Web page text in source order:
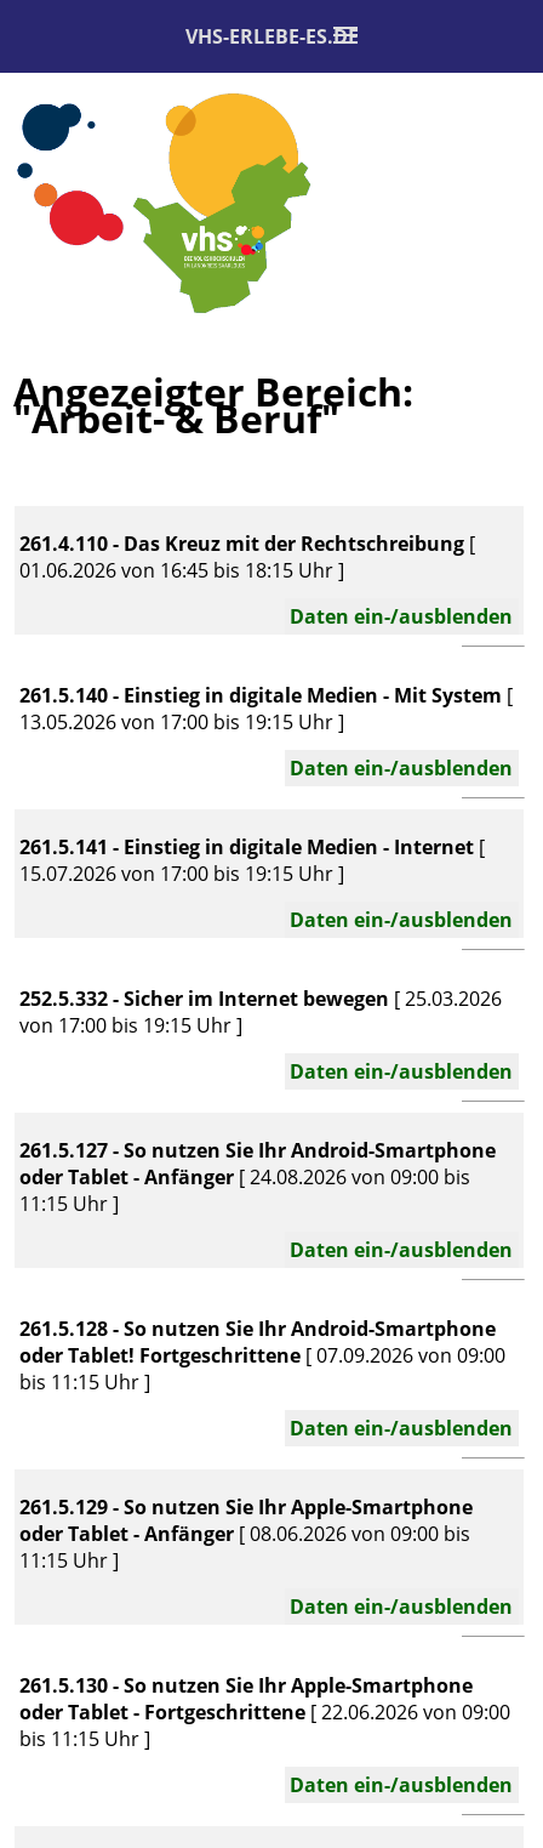
VHS-ERLEBE-ES.DE
Angezeigter Bereich:
"Arbeit- & Beruf"
261.4.110 - Das Kreuz mit der Rechtschreibung [
01.06.2026 von 16:45 bis 18:15 Uhr ]
Daten ein-/ausblenden
261.5.140 - Einstieg in digitale Medien - Mit System [
13.05.2026 von 17:00 bis 19:15 Uhr ]
Daten ein-/ausblenden
261.5.141 - Einstieg in digitale Medien - Internet [
15.07.2026 von 17:00 bis 19:15 Uhr ]
Daten ein-/ausblenden
252.5.332 - Sicher im Internet bewegen [ 25.03.2026
von 17:00 bis 19:15 Uhr ]
Daten ein-/ausblenden
261.5.127 - So nutzen Sie Ihr Android-Smartphone
oder Tablet - Anfänger [ 24.08.2026 von 09:00 bis
11:15 Uhr ]
Daten ein-/ausblenden
261.5.128 - So nutzen Sie Ihr Android-Smartphone
oder Tablet! Fortgeschrittene [ 07.09.2026 von 09:00
bis 11:15 Uhr ]
Daten ein-/ausblenden
261.5.129 - So nutzen Sie Ihr Apple-Smartphone
oder Tablet - Anfänger [ 08.06.2026 von 09:00 bis
11:15 Uhr ]
Daten ein-/ausblenden
261.5.130 - So nutzen Sie Ihr Apple-Smartphone
oder Tablet - Fortgeschrittene [ 22.06.2026 von 09:00
bis 11:15 Uhr ]
Daten ein-/ausblenden